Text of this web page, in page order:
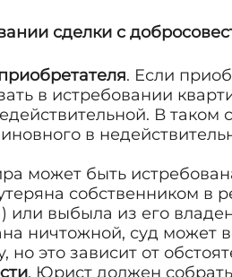
сделки с
. Если
в истребовании
В таком
в
может быть
собственником в
выбыла из его
ничтожной, суд может
это зависит от
. Юрист должен собрать